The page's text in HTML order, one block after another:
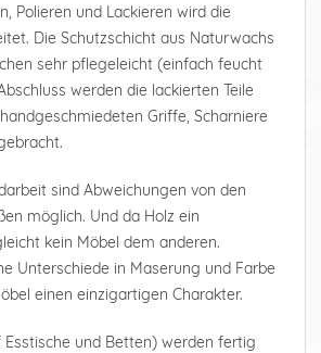
Polieren und Lackieren wird die
Die Schutzschicht aus Naturwachs
sehr pflegeleicht (einfach feucht
werden die lackierten Teile
Griffe, Scharniere
sind Abweichungen von den
möglich. Und da Holz ein
kein Möbel dem anderen.
Unterschiede in Maserung und Farbe
einen einzigartigen Charakter.
Esstische und Betten) werden fertig